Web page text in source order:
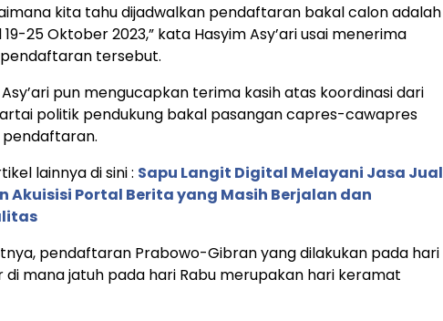
kita tahu dijadwalkan pendaftaran bakal calon adalah
25 Oktober 2023,” kata Hasyim Asy’ari usai menerima
tersebut.
pun mengucapkan terima kasih atas koordinasi dari
politik pendukung bakal pasangan capres-cawapres
lainnya di sini : Sapu Langit Digital Melayani Jasa Jual
Akuisisi Portal Berita yang Masih Berjalan dan
pendaftaran Prabowo-Gibran yang dilakukan pada hari
di mana jatuh pada hari Rabu merupakan hari keramat